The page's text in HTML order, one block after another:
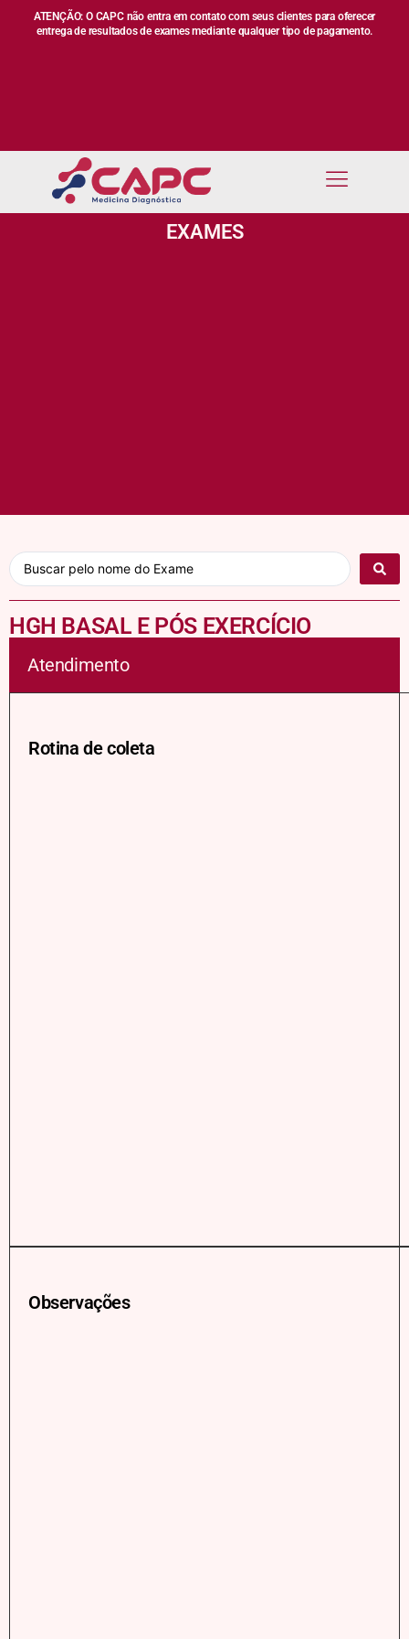
ATENÇÃO: O CAPC não entra em contato com seus clientes para oferecer
entrega de resultados de exames mediante qualquer tipo de pagamento.
EXAMES
HGH BASAL E PÓS EXERCÍCIO
Atendimento
Rotina de coleta
Observações